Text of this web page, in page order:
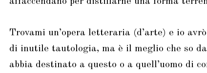
Trovami un’opera letteraria (d’arte) e io
di inutile tautologia, ma è il meglio che so
abbia destinato a questo o a quell’uomo di